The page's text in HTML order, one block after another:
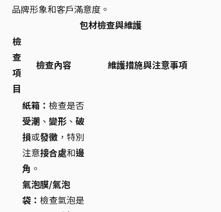
品牌形象和客戶滿意度。
包材檢查與維護
檢
查
項
目
檢查內容 維護措施與注意事項
紙箱： 檢查是否
受潮 、 變形 、 破
損或發黴 ，特別
注意接合處和邊
角 。
氣泡膜/氣泡
袋： 檢查氣泡是